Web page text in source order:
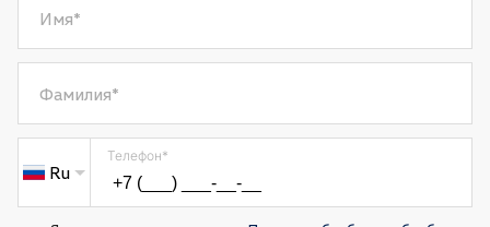
Имя*
Фамилия*
Ru
Телефон*